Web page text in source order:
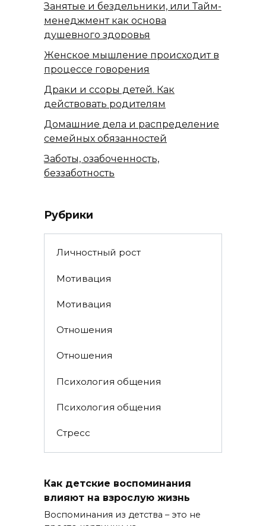
Занятые и бездельники, или Тайм-
менеджмент как основа
душевного здоровья
Женское мышление происходит в
процессе говорения
Драки и ссоры детей. Как
действовать родителям
Домашние дела и распределение
семейных обязанностей
Заботы, озабоченность,
беззаботность
Рубрики
Личностный рост
Мотивация
Мотивация
Отношения
Отношения
Психология общения
Психология общения
Стресс
Как детские воспоминания
влияют на взрослую жизнь
Воспоминания из детства – это не